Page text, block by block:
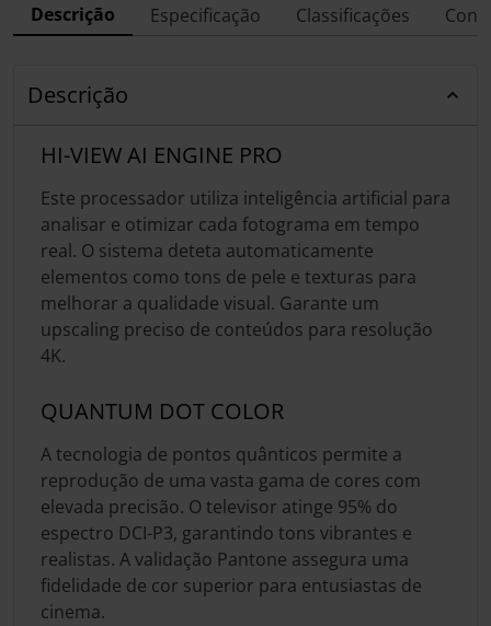
Descrição Especificação Classificações
Descrição
HI-VIEW AI ENGINE PRO
Este processador utiliza inteligência artificial para
analisar e otimizar cada fotograma em tempo
real. O sistema deteta automaticamente
elementos como tons de pele e texturas para
melhorar a qualidade visual. Garante um
upscaling preciso de conteúdos para resolução
4K.
QUANTUM DOT COLOR
A tecnologia de pontos quânticos permite a
reprodução de uma vasta gama de cores com
elevada precisão. O televisor atinge 95% do
espectro DCI-P3, garantindo tons vibrantes e
realistas. A validação Pantone assegura uma
fidelidade de cor superior para entusiastas de
cinema.